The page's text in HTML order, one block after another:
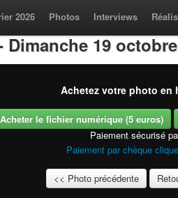
2026 Photos Interviews
19
Achetez votre photo en
Acheter le fichier numérique (5 euros)
Paiement sécurisé
Paiement par chèque
<< Photo précédente